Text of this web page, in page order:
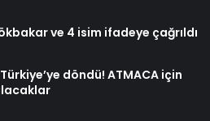
ve 4 isim ifadeye çağrıldı
döndü! ATMACA için